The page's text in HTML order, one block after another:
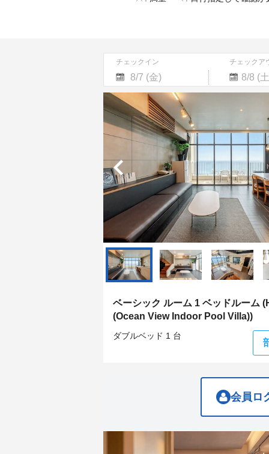
チェックイン チェックア
Navigate
forward
to
interact
with
the
and
select
a
Press
the
question
mark
key
to
get
the
shortcuts
for
dates.
Navigate
with
the
and
select
a
date.
Press
the
question
mark
key
to
get
shortcuts
for
ベーシック ルーム 1 ベッドルーム
(Ocean View Indoor Pool Villa))
ダブルベッド 1 台
会員ロ